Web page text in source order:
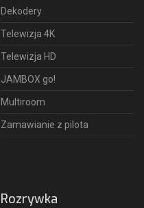
Dekodery
Telewizja 4K
Telewizja HD
JAMBOX go!
Multiroom
Zamawianie z pilota
Rozrywka